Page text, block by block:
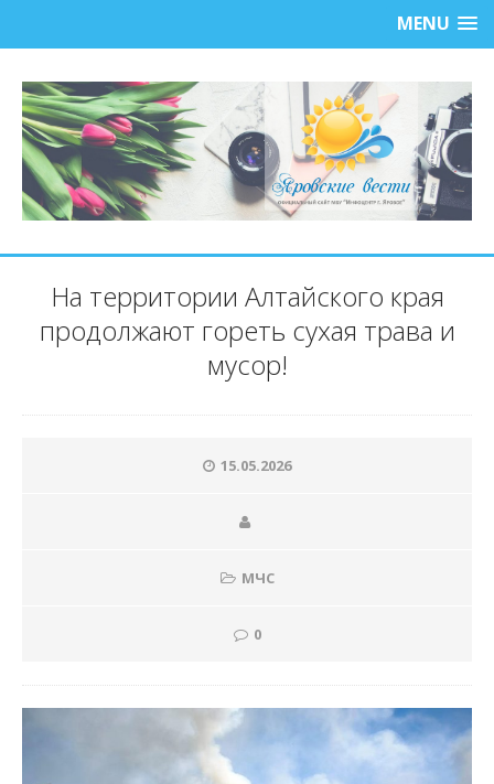
MENU
На территории Алтайского края
продолжают гореть сухая трава и
мусор!
15.05.2026
МЧС
0